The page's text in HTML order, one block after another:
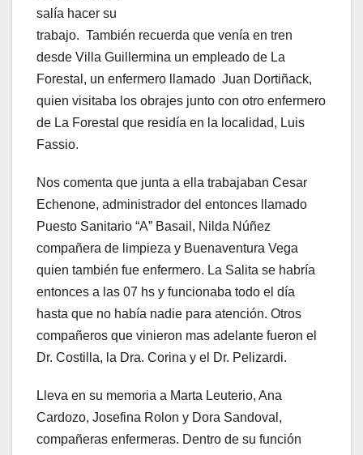
salía hacer su
trabajo. También recuerda que venía en tren
desde Villa Guillermina un empleado de La
Forestal, un enfermero llamado Juan Dortiñack,
quien visitaba los obrajes junto con otro enfermero
de La Forestal que residía en la localidad, Luis
Fassio.
Nos comenta que junta a ella trabajaban Cesar
Echenone, administrador del entonces llamado
Puesto Sanitario “A” Basail, Nilda Núñez
compañera de limpieza y Buenaventura Vega
quien también fue enfermero. La Salita se habría
entonces a las 07 hs y funcionaba todo el día
hasta que no había nadie para atención. Otros
compañeros que vinieron mas adelante fueron el
Dr. Costilla, la Dra. Corina y el Dr. Pelizardi.
Lleva en su memoria a Marta Leuterio, Ana
Cardozo, Josefina Rolon y Dora ­Sandoval,
compañeras enfermeras. Dentro de su función